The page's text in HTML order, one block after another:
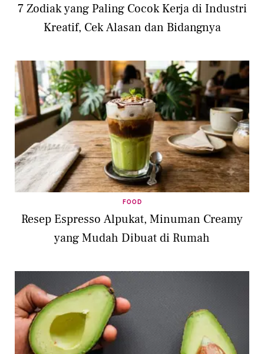
7 Zodiak yang Paling Cocok Kerja di Industri
Kreatif, Cek Alasan dan Bidangnya
FOOD
Resep Espresso Alpukat, Minuman Creamy
yang Mudah Dibuat di Rumah